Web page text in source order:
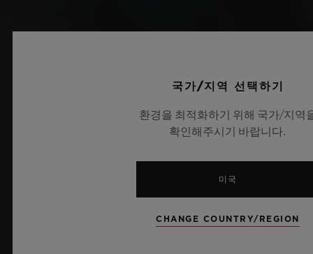
국가/지역 선택하기
환경을 최적화하기 위해 국가/지역
확인해주시기 바랍니다.
미국
CHANGE COUNTRY/REGION